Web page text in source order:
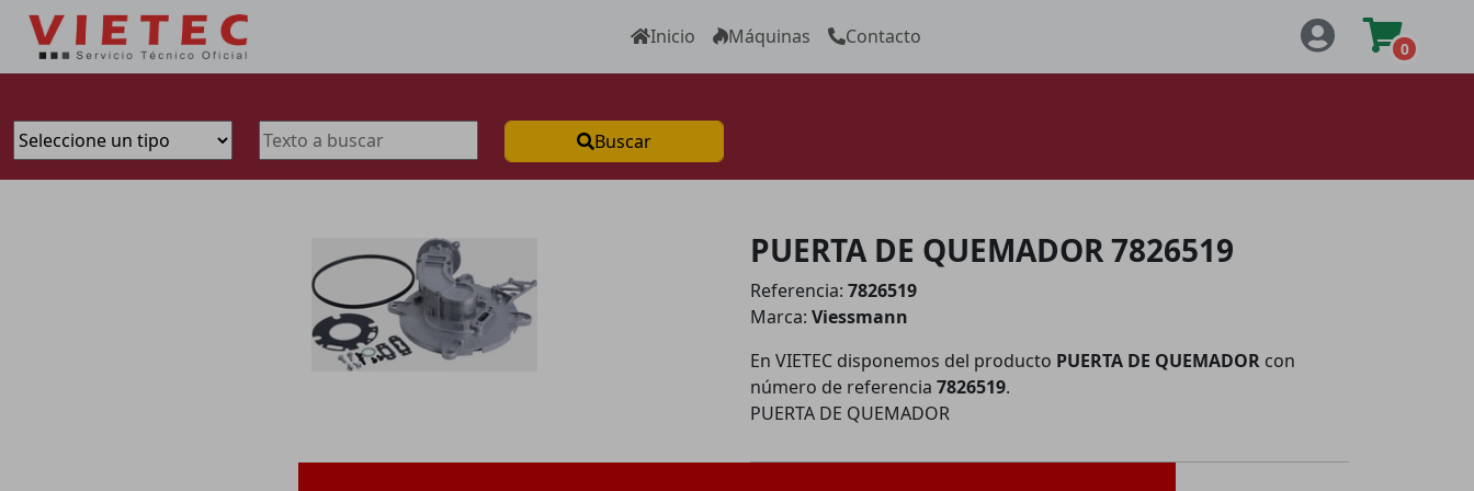
Inicio Máquinas Contacto
0
Buscar
PUERTA DE QUEMADOR 7826519
Referencia: 7826519
Marca: Viessmann
En VIETEC disponemos del producto PUERTA DE QUEMADOR con
número de referencia 7826519.
PUERTA DE QUEMADOR